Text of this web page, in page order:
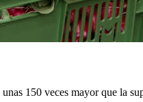
150 veces mayor que la